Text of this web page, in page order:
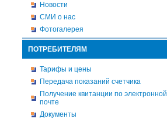
Новости
СМИ о нас
Фотогалерея
ПОТРЕБИТЕЛЯМ
Тарифы и цены
Передача показаний счетчика
Получение квитанции по электронной
почте
Документы